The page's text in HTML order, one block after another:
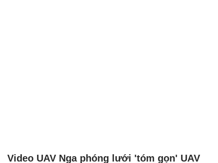
Video UAV Nga phóng lưới 'tóm gọn' UAV